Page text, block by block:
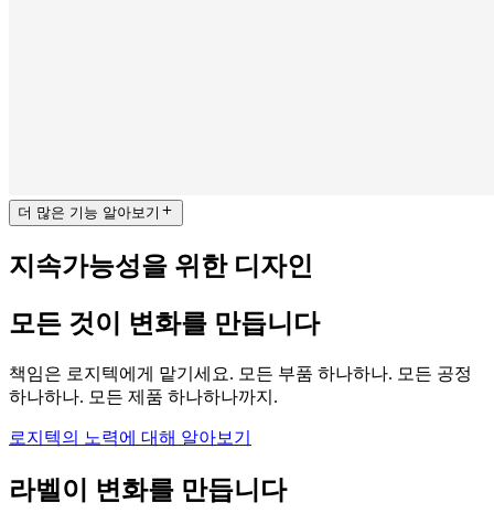
더 많은 기능 알아보기
지속가능성을 위한 디자인
모든 것이 변화를 만듭니다
책임은 로지텍에게 맡기세요. 모든 부품 하나하나. 모든 공정
하나하나. 모든 제품 하나하나까지.
로지텍의 노력에 대해 알아보기
라벨이 변화를 만듭니다